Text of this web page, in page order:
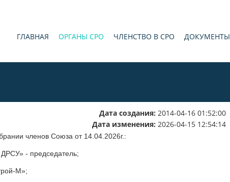
ГЛАВНАЯ ОРГАНЫ СРО ЧЛЕНСТВО В СРО ДОКУМЕНТЫ
Дата создания: 2014-04-16 01:52:00
Дата изменения: 2026-04-15 12:54:14
членов Союза от 14.04.2026г.:
- председатель;
М»;